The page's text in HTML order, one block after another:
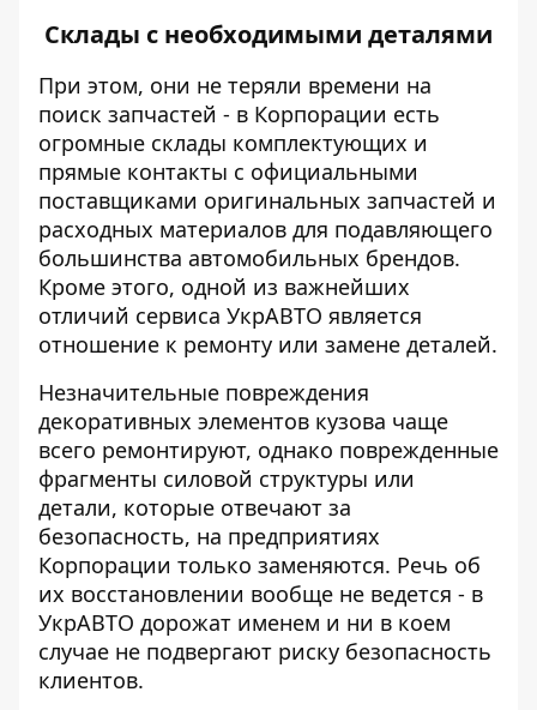
Склады с необходимыми деталями
При этом, они не теряли времени на
поиск запчастей - в Корпорации есть
огромные склады комплектующих и
прямые контакты с официальными
поставщиками оригинальных запчастей и
расходных материалов для подавляющего
большинства автомобильных брендов.
Кроме этого, одной из важнейших
отличий сервиса УкрАВТО является
отношение к ремонту или замене деталей.
Незначительные повреждения
декоративных элементов кузова чаще
всего ремонтируют, однако поврежденные
фрагменты силовой структуры или
детали, которые отвечают за
безопасность, на предприятиях
Корпорации только заменяются. Речь об
их восстановлении вообще не ведется - в
УкрАВТО дорожат именем и ни в коем
случае не подвергают риску безопасность
клиентов.